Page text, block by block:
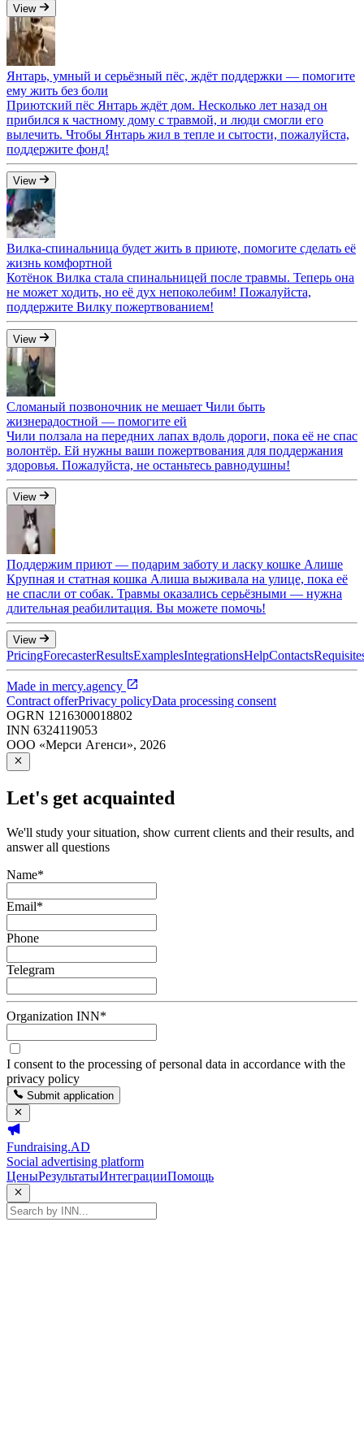
View
Янтарь, умный и серьёзный пёс, ждёт поддержки — помогите
ему жить без боли
Приютский пёс Янтарь ждёт дом. Несколько лет назад он
прибился к частному дому с травмой, и люди смогли его
вылечить. Чтобы Янтарь жил в тепле и сытости, пожалуйста,
поддержите фонд!
View
Вилка-спинальница будет жить в приюте, помогите сделать её
жизнь комфортной
Котёнок Вилка стала спинальницей после травмы. Теперь она
не может ходить, но её дух непоколебим! Пожалуйста,
поддержите Вилку пожертвованием!
View
Сломаный позвоночник не мешает Чили быть
жизнерадостной — помогите ей
Чили ползала на передних лапах вдоль дороги, пока её не спас
волонтёр. Ей нужны ваши пожертвования для поддержания
здоровья. Пожалуйста, не останьтесь равнодушны!
View
Поддержим приют — подарим заботу и ласку кошке Алише
Крупная и статная кошка Алиша выживала на улице, пока её
не спасли от собак. Травмы оказались серьёзными — нужна
длительная реабилитация. Вы можете помочь!
View
PricingForecasterResultsExamplesIntegrationsHelpContacts
Made in mercy.agency
Contract offerPrivacy policyData processing consent
OGRN 1216300018802
INN 6324119053
ООО «Мерси Агенси», 2026
Let's get acquainted
We'll study your situation, show current clients and their results, and
answer all questions
Name*
Email*
Phone
Telegram
Organization INN*
I consent to the processing of personal data in accordance with the
privacy policy
Submit application
Fundraising.AD
Social advertising platform
ЦеныРезультатыИнтеграцииПомощь